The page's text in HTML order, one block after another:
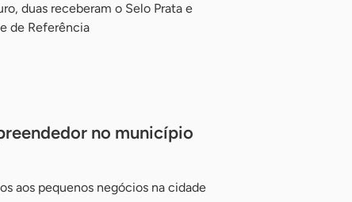
duas receberam o Selo Prata e
de Referência
no município
aos pequenos negócios na cidade